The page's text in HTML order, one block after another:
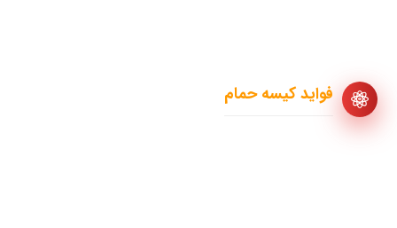
فواید کیسه حمام